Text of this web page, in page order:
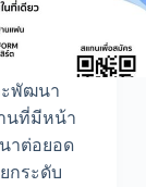
ะพัฒนา
นที่มีหน้า
าต่อยอด
กระดับ